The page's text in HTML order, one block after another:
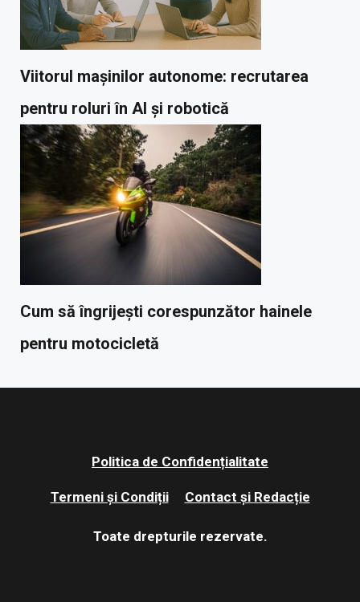
Viitorul mașinilor autonome: recrutarea
pentru roluri în AI și robotică
Cum să îngrijești corespunzător hainele
pentru motocicletă
Politica de Confidențialitate
Termeni și Condiții Contact și Redacție
Toate drepturile rezervate.